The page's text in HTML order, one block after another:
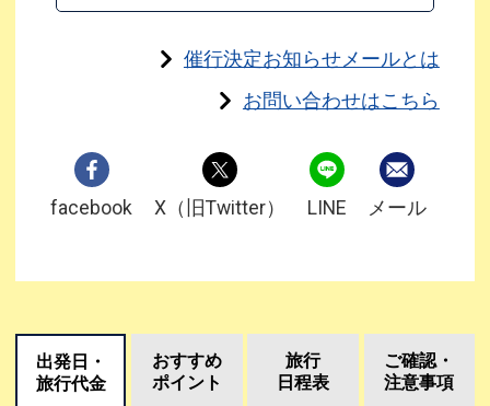
催行決定お知らせメールとは
お問い合わせはこちら
facebook X（旧Twitter） LINE メール
出発日・
旅行代金
おすすめ
ポイント
旅行
日程表
ご確認・
注意事項